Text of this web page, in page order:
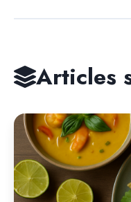
Articles